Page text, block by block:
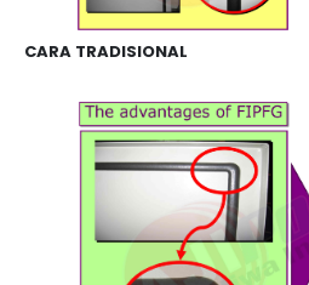
CARA TRADISIONAL